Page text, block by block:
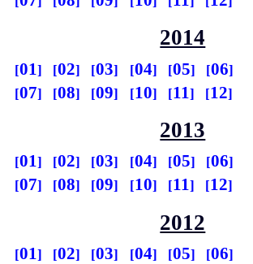
2014
01 02 03 04 05
06
07
08 09 10 11 12
2013
01 02 03 04 05
06
07
08 09 10 11 12
2012
01 02 03 04 05
06